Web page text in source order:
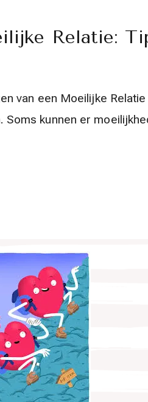
Relatie:
van een Moeilijke
kunnen er